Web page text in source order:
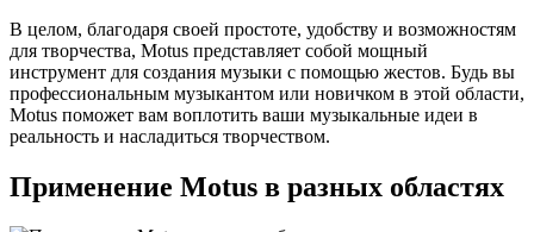
В целом, благодаря своей простоте, удобству и возможностям
для творчества, Motus представляет собой мощный
инструмент для создания музыки с помощью жестов. Будь вы
профессиональным музыкантом или новичком в этой области,
Motus поможет вам воплотить ваши музыкальные идеи в
реальность и насладиться творчеством.
Применение Motus в разных областях